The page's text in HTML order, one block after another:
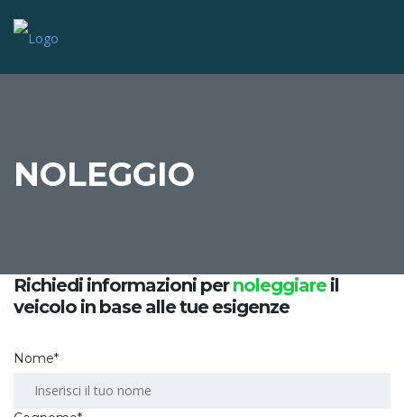
NOLEGGIO
Richiedi informazioni pernoleggiareil
veicolo in base alle tue esigenze
Nome*